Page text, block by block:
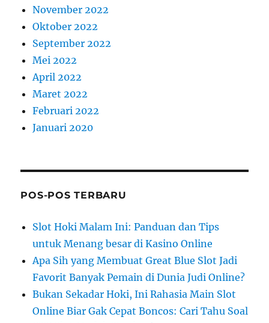
November 2022
Oktober 2022
September 2022
Mei 2022
April 2022
Maret 2022
Februari 2022
Januari 2020
POS-POS TERBARU
Slot Hoki Malam Ini: Panduan dan Tips
untuk Menang besar di Kasino Online
Apa Sih yang Membuat Great Blue Slot Jadi
Favorit Banyak Pemain di Dunia Judi Online?
Bukan Sekadar Hoki, Ini Rahasia Main Slot
Online Biar Gak Cepat Boncos: Cari Tahu Soal